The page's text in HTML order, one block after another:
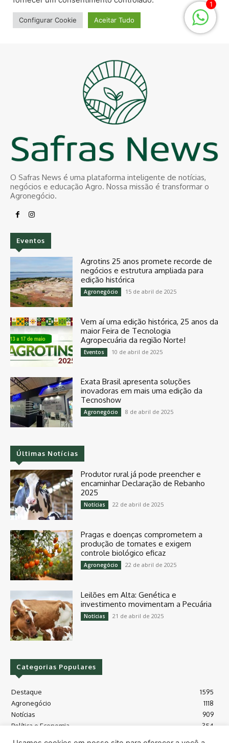
O Safras News é uma plataforma inteligente de notícias,
negócios e educação Agro. Nossa missão é transformar o
Agronegócio.
Eventos
Agrotins 25 anos promete recorde de
negócios e estrutura ampliada para
edição histórica
Agronegócio 15 de abril de 2025
Vem aí uma edição histórica, 25 anos da
maior Feira de Tecnologia
Agropecuária da região Norte!
Eventos 10 de abril de 2025
Exata Brasil apresenta soluções
inovadoras em mais uma edição da
Tecnoshow
Agronegócio 8 de abril de 2025
Últimas Notícias
Produtor rural já pode preencher e
encaminhar Declaração de Rebanho
2025
Notícias 22 de abril de 2025
Pragas e doenças comprometem a
produção de tomates e exigem
controle biológico eficaz
Agronegócio 22 de abril de 2025
Leilões em Alta: Genética e
investimento movimentam a Pecuária
Notícias 21 de abril de 2025
Categorias Populares
Destaque
1595
Agronegócio
1118
Notícias
909
Política e Economia
354